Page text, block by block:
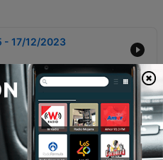
- 17/12/2023
- 03/12/2023
2023